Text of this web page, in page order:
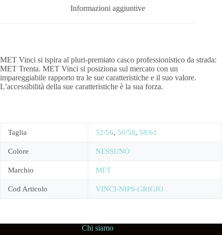
Informazioni aggiuntive
MET Vinci si ispira al pluri-premiato casco professionistico da strada:
MET Trenta. MET Vinci si posiziona sul mercato con un
impareggiabile rapporto tra le sue caratteristiche e il suo valore.
L’accessibilità della sue caratteristiche è la sua forza.
Taglia 52/56, 56/58, 58/61
Colore NESSUNO
Marchio MET
Cod Articolo VINCI-NIPS-GRIGIO
Chi siamo